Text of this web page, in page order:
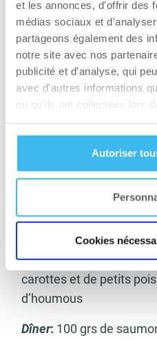
et les annonces, d'offrir des
médias sociaux et
partageons également des
notre site avec nos
publicité et d'analyse, qui
avec d'autres informations
ou qu'ils ont collectées lors
Autoriser
Cookies
Jour 1
Petit déjeuner:
banane + ½ tasse de
de chou frisé + ½ tasse
Collation du matin:1
yaourt nature
Collation de l’après-midi
carottes et de petits
d’houmous
Dîner: 100 grs de